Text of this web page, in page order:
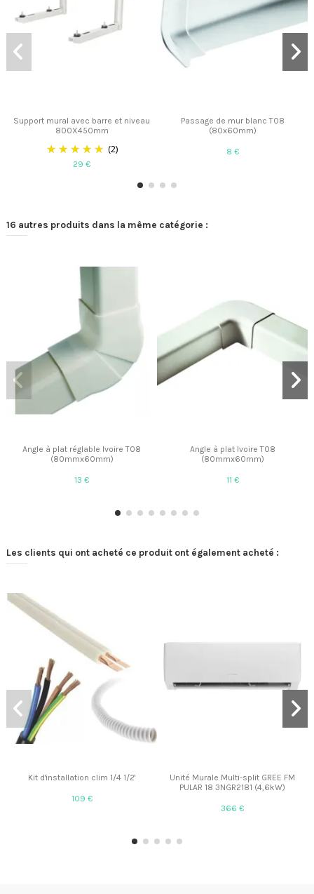
Support mural avec barre et niveau
800X450mm
(2)
29 €
Passage de mur blanc T08
(80x60mm)
8 €
16 autres produits dans la même catégorie :
Angle à plat réglable Ivoire T08
(80mmx60mm)
13 €
Angle à plat Ivoire T08
(80mmx60mm)
11 €
Les clients qui ont acheté ce produit ont également acheté :
Kit d'installation clim 1/4 1/2'
109 €
Unité Murale Multi-split GREE FM
PULAR 18 3NGR2181 (4,6kW)
366 €